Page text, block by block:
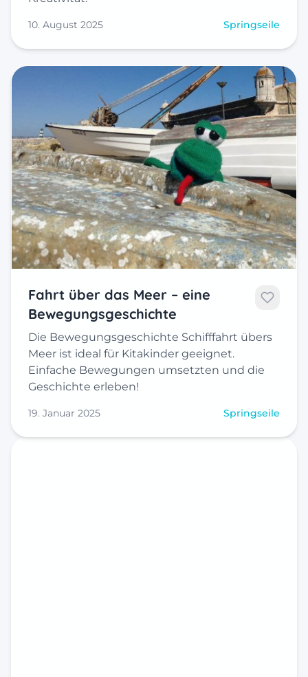
10. August 2025 Springseile
Fahrt über das Meer – eine
Bewegungsgeschichte
Die Bewegungsgeschichte Schifffahrt übers
Meer ist ideal für Kitakinder geeignet.
Einfache Bewegungen umsetzten und die
Geschichte erleben!
19. Januar 2025 Springseile